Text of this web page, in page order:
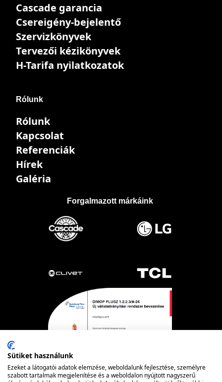
Cascade garancia
Csereigény-bejelentő
Szervizkönyvek
Tervezői kézikönyvek
H-Tarifa nyilatkozatok
Rólunk
Rólunk
Kapcsolat
Referenciák
Hírek
Galéria
Forgalmazott márkáink
Sütiket használunk
Ezeket a látogatói adatok elemzése, weboldalunk fejlesztése, személyre
szabott tartalmak megjelenítése és a weboldalon nyújtott nagyszerű